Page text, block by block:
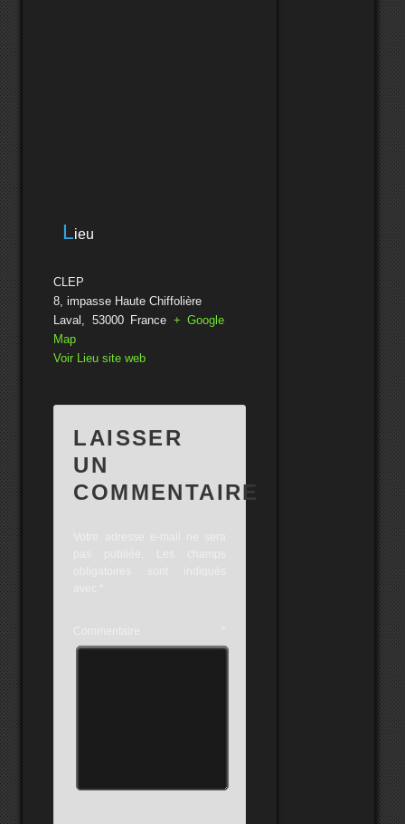
Lieu
CLEP
8, impasse Haute Chiffolière
Laval , 53000 France + Google
Map
Voir Lieu site web
LAISSER
UN
COMMENTAIRE